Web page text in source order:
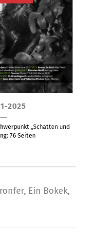
2025
„Schatten und
76 Seiten
, Ein Bokek,